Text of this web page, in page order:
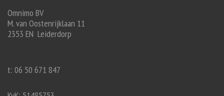
Omnimo BV
M. van Oostenrijklaan 11
2353 EN Leiderdorp
t: 06 50 671 847